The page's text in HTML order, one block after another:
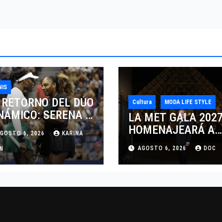
DEL DÚO
SERENA Y
WILLIAMS
LOS
EN
2026
6, 2026 KARINA
Cultura MODA LIFE STYLE
LA MET GALA
HOMENAJEARÁ A
JOHN GALLIANO
MARCANDO EL
REGRESO DEL REY
AGOSTO 6, 2026 DOC